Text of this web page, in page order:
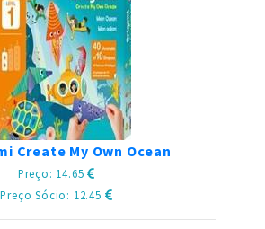
Create My Own Ocean
Preço: 14.65
Preço Sócio: 12.45